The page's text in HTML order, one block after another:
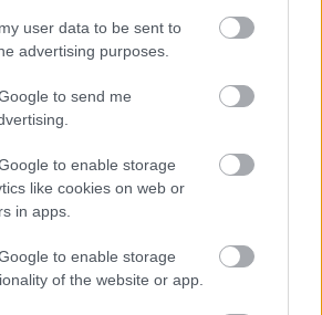
user data to be sent to
advertising purposes.
to send me
to enable storage
like cookies on web or
in apps.
to enable storage
of the website or app.
παροχές: Με βάση τα
οι ανακοινώσεις-Τι
2025 || Οικονομία